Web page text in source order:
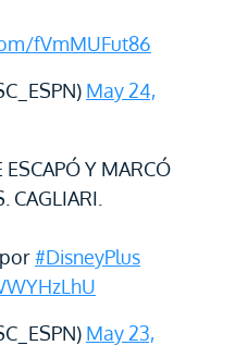
fVmMUFut86
May 24,
ESCAPÓ Y MARCÓ
CAGLIARI.
por#DisneyPlus
May 23,